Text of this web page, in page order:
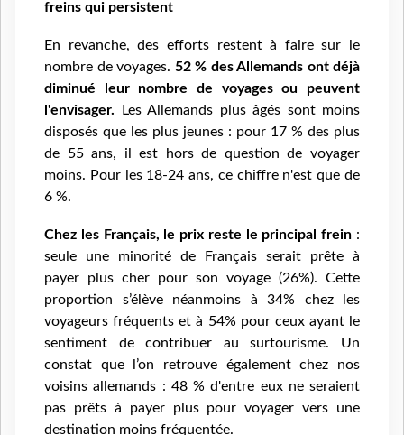
freins qui persistent
En revanche, des efforts restent à faire sur le
nombre de voyages. 52 % des Allemands ont déjà
diminué leur nombre de voyages
ou peuvent
l'envisager. Les Allemands plus âgés sont moins
disposés que les plus jeunes : pour 17 % des plus
de 55 ans, il est hors de question de voyager
moins. Pour les 18-24 ans, ce chiffre n'est que de
6 %.
Chez les Français, le prix reste le principal frein :
seule une minorité de Français serait prête à
payer plus cher pour son voyage (26%). Cette
proportion s’élève néanmoins à 34% chez les
voyageurs fréquents et à 54% pour ceux ayant le
sentiment de contribuer au surtourisme. Un
constat que l’on retrouve également chez nos
voisins allemands : 48 % d'entre eux ne seraient
pas prêts à payer plus pour voyager vers une
destination moins fréquentée.